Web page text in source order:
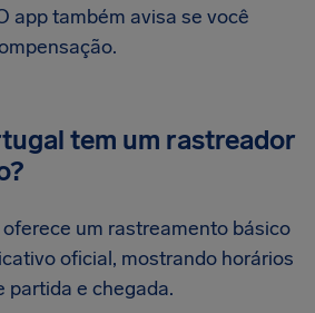
app também avisa se você
tem um rastreador
um rastreamento básico
oficial, mostrando horários
partida e chegada.